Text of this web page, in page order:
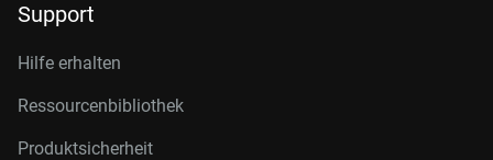
Support
Hilfe erhalten
Ressourcenbibliothek
Produktsicherheit